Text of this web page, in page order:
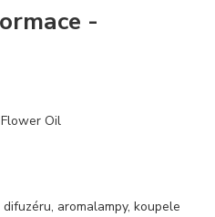
-
Oil
aromalampy, koupele